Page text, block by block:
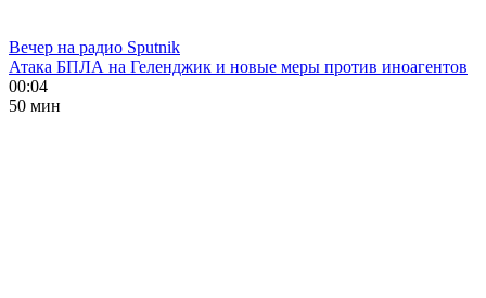
Вечер на радио Sputnik
Атака БПЛА на Геленджик и новые меры против иноагентов
00:04
50 мин